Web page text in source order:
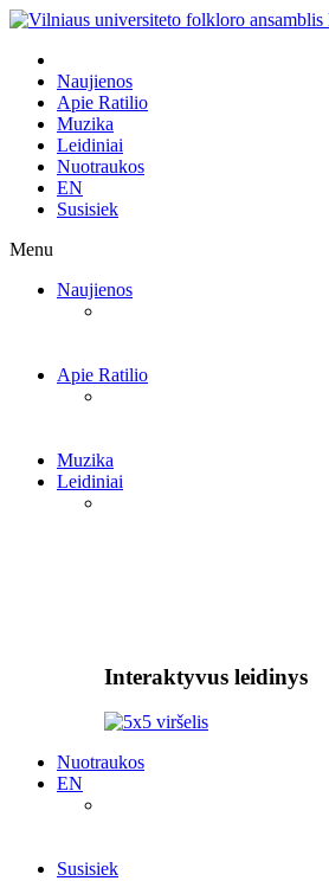
Naujienos
Apie Ratilio
Muzika
Leidiniai
Nuotraukos
EN
Susisiek
Menu
Naujienos
Apie Ratilio
Muzika
Leidiniai
Interaktyvus leidinys
Nuotraukos
EN
Susisiek